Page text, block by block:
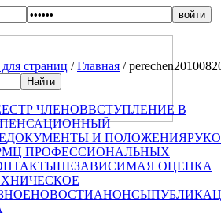
страниц /Главная /
ЧЛЕНОВВСТУПЛЕНИЕ В
ДОКУМЕНТЫ И ПОЛОЖЕНИЯ
ПРОФЕССИОНАЛЬНЫХ
НЕЗАВИСИМАЯ ОЦЕНКА
НОВОСТИАНОНСЫ